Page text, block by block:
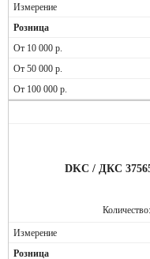
DKC / ДКС
Количество: